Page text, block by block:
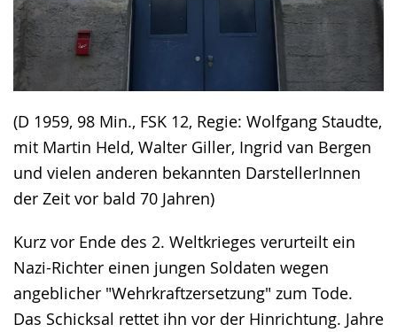
(D 1959, 98 Min., FSK 12, Regie: Wolfgang Staudte,
mit Martin Held, Walter Giller, Ingrid van Bergen
und vielen anderen bekannten DarstellerInnen
der Zeit vor bald 70 Jahren)
Kurz vor Ende des 2. Weltkrieges verurteilt ein
Nazi-Richter einen jungen Soldaten wegen
angeblicher "Wehrkraftzersetzung" zum Tode.
Das Schicksal rettet ihn vor der Hinrichtung. Jahre